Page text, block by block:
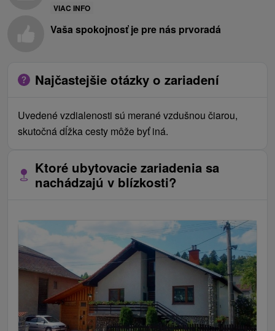
VIAC INFO
Vaša spokojnosť je pre nás prvoradá
Najčastejšie otázky o zariadení
Uvedené vzdialenosti sú merané vzdušnou čiarou,
skutočná dĺžka cesty môže byť iná.
Ktoré ubytovacie zariadenia sa
nachádzajú v blízkosti?